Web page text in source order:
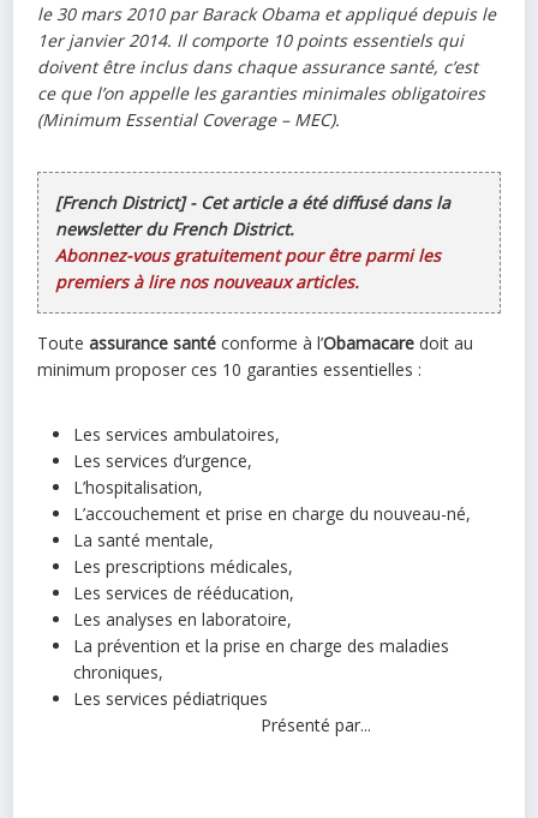
le 30 mars 2010 par Barack Obama et appliqué depuis le
1er janvier 2014. Il comporte 10 points essentiels qui
doivent être inclus dans chaque assurance santé, c’est
ce que l’on appelle les garanties minimales obligatoires
(Minimum Essential Coverage – MEC).
[French District] - Cet article a été diffusé dans la
newsletter du French District.
Abonnez-vous gratuitement pour être parmi les
premiers à lire nos nouveaux articles.
Toute assurance santé conforme à l’Obamacare doit au
minimum proposer ces 10 garanties essentielles :
Les services ambulatoires,
Les services d’urgence,
L’hospitalisation,
L’accouchement et prise en charge du nouveau-né,
La santé mentale,
Les prescriptions médicales,
Les services de rééducation,
Les analyses en laboratoire,
La prévention et la prise en charge des maladies
chroniques,
Les services pédiatriques
Présenté par...